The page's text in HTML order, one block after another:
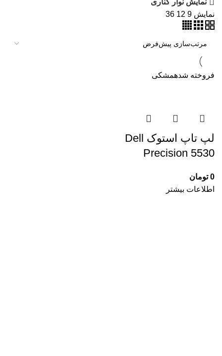
نمایش نوار کناری
نمایش 9
12
36
فروخته شدهمشکی
لپ تاپ استوک Dell
Precision 5530
0 تومان
اطلاعات بیشتر